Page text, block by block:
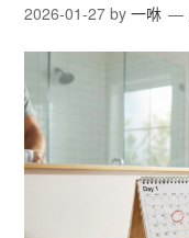
2026-01-27 by一咻